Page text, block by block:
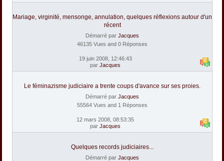
Mariage, virginité, mensonge, annulation, quelques réflexions autour d'un
récent
Démarré par Jacques
46135 Vues and 0 Réponses
19 juin 2008, 12:46:43
par Jacques
Le féminazisme judiciaire a trente coups d'avance sur ses proies.
Démarré par Jacques
55564 Vues and 1 Réponses
12 mars 2008, 08:53:35
par Jacques
Quelques records judiciaires...
Démarré par Jacques